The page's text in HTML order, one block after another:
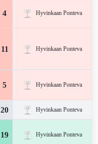
4 Hyvinkaan Ponteva
11 Hyvinkaan Ponteva
5 Hyvinkaan Ponteva
20 Hyvinkaan Ponteva
19 Hyvinkaan Ponteva